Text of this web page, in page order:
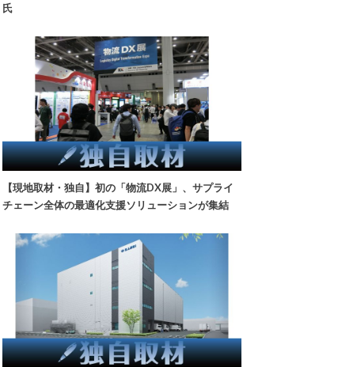
氏
【現地取材・独自】初の「物流DX展」、サプライ
チェーン全体の最適化支援ソリューションが集結